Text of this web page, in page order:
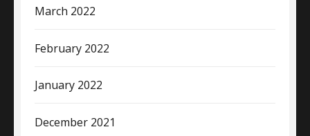
March 2022
February 2022
January 2022
December 2021